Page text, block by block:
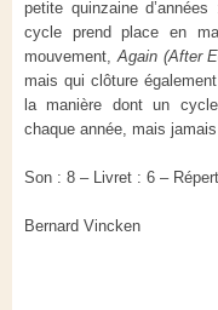
petite quinzaine
cycle prend place en
mouvement, Again (After
mais qui clôture
la manière dont un
chaque année, mais
Son : 8 – Livret : 6 –
Bernard Vincken